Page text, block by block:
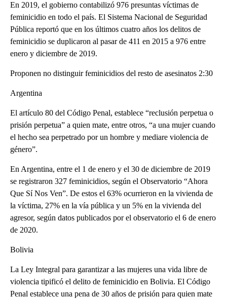
En 2019, el gobierno contabilizó 976 presuntas víctimas de
feminicidio en todo el país. El Sistema Nacional de Seguridad
Pública reportó que en los últimos cuatro años los delitos de
feminicidio se duplicaron al pasar de 411 en 2015 a 976 entre
enero y diciembre de 2019.
Proponen no distinguir feminicidios del resto de asesinatos 2:30
Argentina
El artículo 80 del Código Penal, establece “reclusión perpetua o
prisión perpetua” a quien mate, entre otros, “a una mujer cuando
el hecho sea perpetrado por un hombre y mediare violencia de
género”.
En Argentina, entre el 1 de enero y el 30 de diciembre de 2019
se registraron 327 feminicidios, según el Observatorio “Ahora
Que Sí Nos Ven”. De estos el 63% ocurrieron en la vivienda de
la víctima, 27% en la vía pública y un 5% en la vivienda del
agresor, según datos publicados por el observatorio el 6 de enero
de 2020.
Bolivia
La Ley Integral para garantizar a las mujeres una vida libre de
violencia tipificó el delito de feminicidio en Bolivia. El Código
Penal establece una pena de 30 años de prisión para quien mate